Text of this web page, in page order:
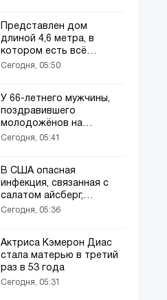
Представлен дом
длиной 4,6 метра, в
котором есть всё
необходимое
Сегодня, 05:50
У 66-летнего мужчины,
поздравившего
молодожёнов на
свадьбе, возбудили
Сегодня, 05:41
В США опасная
инфекция, связанная с
салатом айсберг,
распространилась на 15
Сегодня, 05:36
Актриса Кэмерон Диас
стала матерью в третий
раз в 53 года
Сегодня, 05:31